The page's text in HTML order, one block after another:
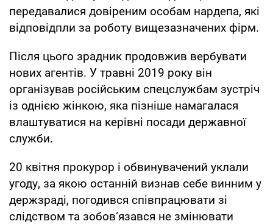
передавалися довіреним особам нардепа, які
відповідпли за роботу вищезазначених фірм.
Після цього зрадник продовжив вербувати
нових агентів. У травні 2019 року він
організував російським спецслужбам зустріч
із однією жінкою, яка пізніше намагалася
влаштуватися на керівні посади державної
служби.
20 квітня прокурор і обвинувачений уклали
угоду, за якою останній визнав себе винним у
держзраді, погодився співпрацювати зі
слідством та зобов‘язався не змінювати